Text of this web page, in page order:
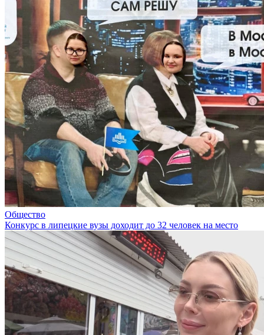
Общество
Конкурс в липецкие вузы доходит до 32 человек на место